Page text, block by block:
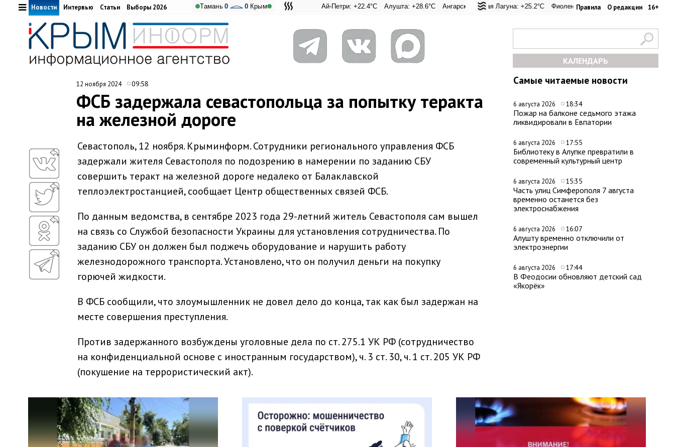
Правила О редакции 16+
Адмиральская Лагуна: +25.2°C Фиолент: +25.4°C Казачья бухта: +25.4°C
Ай-Петри: +22.4°C Алушта: +28.6°C Ангарский перевал: +25.4°C Евпатория: +31.2°C Керчь: +31.1°C Никитский
Тамань 0 0 Крым
Новости Интервью Статьи Выборы 2026
КАЛЕНДАРЬ
Самые читаемые новости
6 августа 2026 18:34
Пожар на балконе седьмого этажа
ликвидировали в Евпатории
6 августа 2026 17:55
Библиотеку в Алупке превратили в
современный культурный центр
6 августа 2026 15:35
Часть улиц Симферополя 7 августа
временно останется без
электроснабжения
6 августа 2026 16:07
Алушту временно отключили от
электроэнергии
6 августа 2026 17:44
В Феодосии обновляют детский сад
«Якорёк»
12 ноября 2024 09:58
ФСБ задержала севастопольца за попытку теракта
на железной дороге
Севастополь, 12 ноября. Крыминформ. Сотрудники регионального управления ФСБ
задержали жителя Севастополя по подозрению в намерении по заданию СБУ
совершить теракт на железной дороге недалеко от Балаклавской
теплоэлектростанцией, сообщает Центр общественных связей ФСБ.
По данным ведомства, в сентябре 2023 года 29-летний житель Севастополя сам вышел
на связь со Службой безопасности Украины для установления сотрудничества. По
заданию СБУ он должен был поджечь оборудование и нарушить работу
железнодорожного транспорта. Установлено, что он получил деньги на покупку
горючей жидкости.
В ФСБ сообщили, что злоумышленник не довел дело до конца, так как был задержан на
месте совершения преступления.
Против задержанного возбуждены уголовные дела по ст. 275.1 УК РФ (сотрудничество
на конфиденциальной основе с иностранным государством), ч. 3 ст. 30, ч. 1 ст. 205 УК РФ
(покушение на террористический акт).